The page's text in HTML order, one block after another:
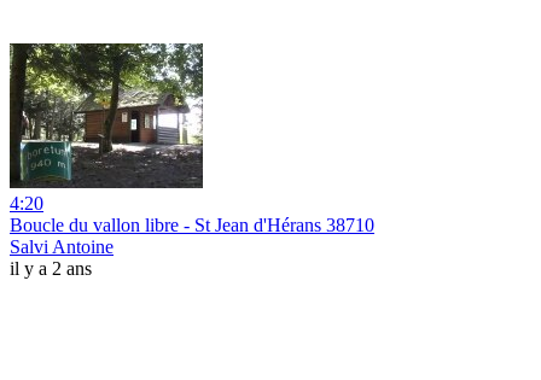
4:20
Boucle du vallon libre - St Jean d'Hérans 38710
Salvi Antoine
il y a 2 ans